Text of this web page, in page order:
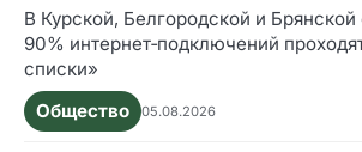
В Курской, Белгородской и Брянской
90% интернет‑подключений
списки»
Общество
05.08.2026